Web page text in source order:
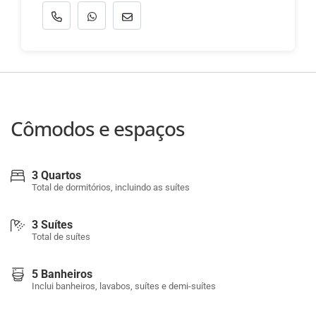
Cômodos e espaços
3 Quartos
Total de dormitórios, incluindo as suítes
3 Suítes
Total de suítes
5 Banheiros
Inclui banheiros, lavabos, suítes e demi-suítes